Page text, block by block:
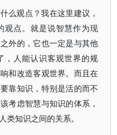
么观点？我在这里建议，
观点。就是说智慧作为现
外的，它也一定是与其他
，人能认识客观世界的规
和改造客观世界。而且在
靠知识，特别是活的而不
考虑智慧与知识的体系，
类知识之间的关系。